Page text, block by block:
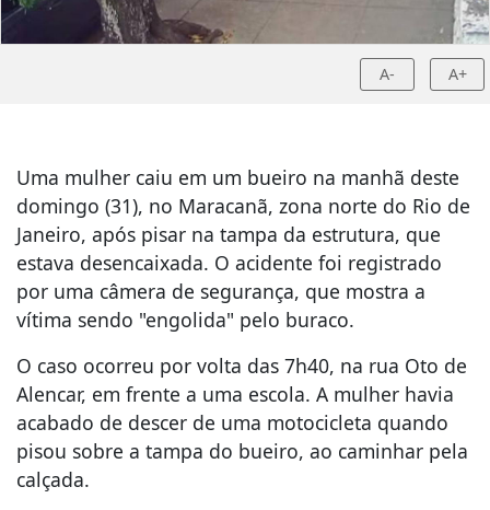
A- A+
Uma mulher caiu em um bueiro na manhã deste
domingo (31), no Maracanã, zona norte do Rio de
Janeiro, após pisar na tampa da estrutura, que
estava desencaixada. O acidente foi registrado
por uma câmera de segurança, que mostra a
vítima sendo "engolida" pelo buraco.
O caso ocorreu por volta das 7h40, na rua Oto de
Alencar, em frente a uma escola. A mulher havia
acabado de descer de uma motocicleta quando
pisou sobre a tampa do bueiro, ao caminhar pela
calçada.